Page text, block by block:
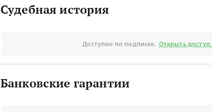
Судебная история
Доступно по подписке. Открыть доступ.
Банковские гарантии